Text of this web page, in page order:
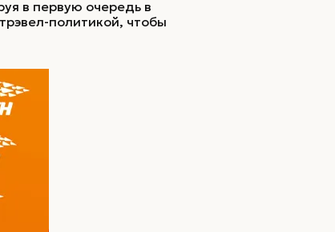
/ сопровождение
брендом
бренда
брендом
в первую очередь в
политикой, чтобы